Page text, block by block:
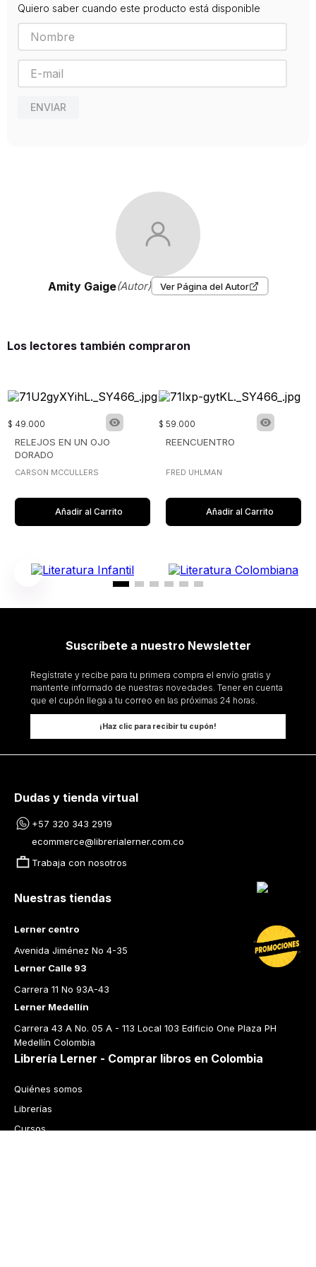
Editorial
SALAMANDRA
Año de publicación
2015
Quiero saber cuando este producto está disponible
ENVIAR
Amity Gaige(Autor) Ver Página del Autor
Los lectores también compraron
$ 49.000
RELEJOS EN UN OJO
DORADO
CARSON MCCULLERS
Añadir al Carrito
$ 59.000
REENCUENTRO
FRED UHLMAN
Añadir al Carrito
Suscríbete a nuestro Newsletter
Regístrate y recibe para tu primera compra el envío gratis y
mantente informado de nuestras novedades. Tener en cuenta
que el cupón llega a tu correo en las próximas 24 horas.
¡Haz clic para recibir tu cupón!
Dudas y tienda virtual
+57 320 343 2919
ecommerce@librerialerner.com.co
Trabaja con nosotros
Nuestras tiendas
Lerner centro
Avenida Jiménez No 4-35
Lerner Calle 93
Carrera 11 No 93A-43
Lerner Medellín
Carrera 43 A No. 05 A - 113 Local 103 Edificio One Plaza PH
Medellín Colombia
Librería Lerner - Comprar libros en Colombia
Quiénes somos
Librerías
Cursos